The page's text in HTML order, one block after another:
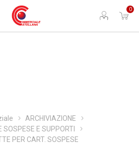
0
ARCHIVIAZIONE
SOSPESE E SUPPORTI
PER CART. SOSPESE